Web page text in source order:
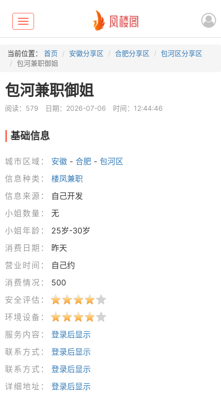
Toggle
navigation
当前位置： 首页 安徽分享区 合肥分享区
包河区分享区
包河兼职御姐
包河兼职御姐
阅读：579 日期：2026-07-06 时间：12:44:46
基础信息
城市区域： 安徽 - 合肥 - 包河区
信息种类：
楼凤兼职
信息来源：
自己开发
小姐数量：
无
小姐年龄：
25岁-30岁
消费日期：
昨天
营业时间：
自己约
消费情况：
500
安全评估：
环境设备：
服务内容：
登录后显示
联系方式：
登录后显示
联系方式：
登录后显示
详细地址：
登录后显示